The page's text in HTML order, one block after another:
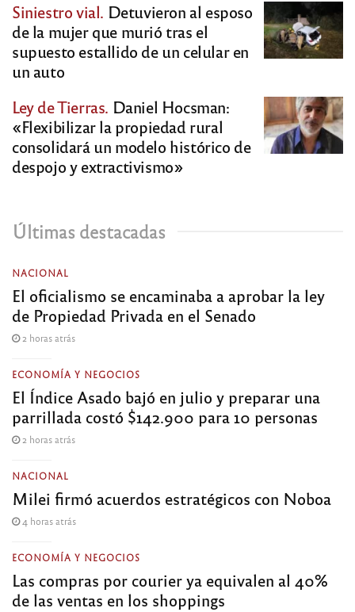
Siniestro vial. Detuvieron al esposo
de la mujer que murió tras el
supuesto estallido de un celular en
un auto
Ley de Tierras. Daniel Hocsman:
«Flexibilizar la propiedad rural
consolidará un modelo histórico de
despojo y extractivismo»
Últimas destacadas
NACIONAL
El oficialismo se encaminaba a aprobar la ley
de Propiedad Privada en el Senado
2 horas atrás
ECONOMÍA Y NEGOCIOS
El Índice Asado bajó en julio y preparar una
parrillada costó $142.900 para 10 personas
2 horas atrás
NACIONAL
Milei firmó acuerdos estratégicos con Noboa
4 horas atrás
ECONOMÍA Y NEGOCIOS
Las compras por courier ya equivalen al 40%
de las ventas en los shoppings